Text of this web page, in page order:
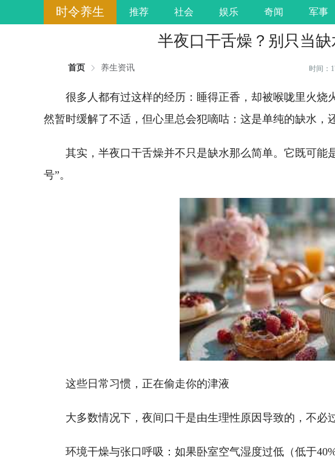
时令养生 推荐 社会 娱乐 奇闻 军事
半夜口干舌燥？别只当
首页 养生资讯 时间：
很多人都有过这样的经历：睡得正香，却被喉咙里火
然暂时缓解了不适，但心里总会犯嘀咕：这是单纯的缺水，
其实，半夜口干舌燥并不只是缺水那么简单。它既可
号”。
这些日常习惯，正在偷走你的津液
大多数情况下，夜间口干是由生理性原因导致的，不必
环境干燥与张口呼吸：如果卧室空气湿度过低（低于